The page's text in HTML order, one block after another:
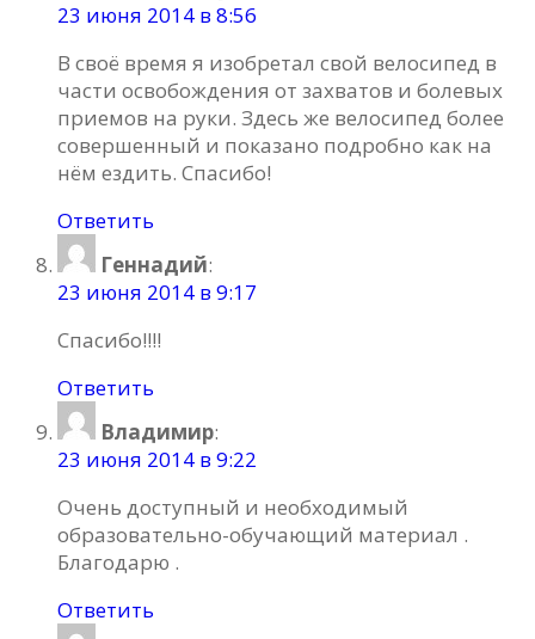
23 июня 2014 в 8:56
В своё время я изобретал свой велосипед в
части освобождения от захватов и болевых
приемов на руки. Здесь же велосипед более
совершенный и показано подробно как на
нём ездить. Спасибо!
Ответить
Геннадий:
23 июня 2014 в 9:17
Спасибо!!!!
Ответить
Владимир:
23 июня 2014 в 9:22
Очень доступный и необходимый
образовательно-обучающий материал .
Благодарю .
Ответить